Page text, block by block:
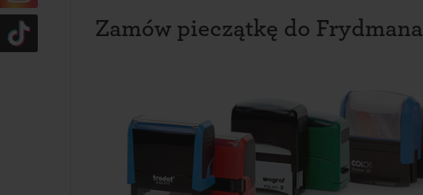
Zamów pieczątkę do Frydmana